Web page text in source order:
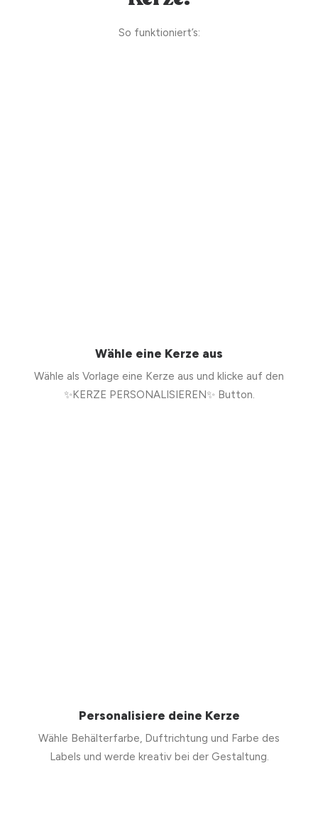
So funktioniert’s:
Wähle eine Kerze aus
Wähle als Vorlage eine Kerze aus und klicke auf den
✨KERZE PERSONALISIEREN✨ Button.
Personalisiere deine Kerze
Wähle Behälterfarbe, Duftrichtung und Farbe des
Labels und werde kreativ bei der Gestaltung.